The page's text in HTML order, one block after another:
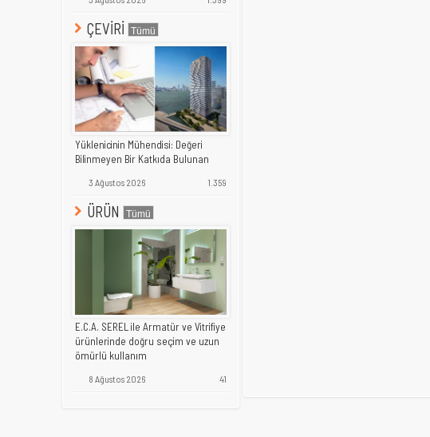
ÇEVİRİ
Yüklenicinin Mühendisi: Değeri
Bilinmeyen Bir Katkıda Bulunan
3 Ağustos 2026 1.359
ÜRÜN
E.C.A. SEREL ile Armatür ve Vitrifiye
ürünlerinde doğru seçim ve uzun
ömürlü kullanım
8 Ağustos 2026 41